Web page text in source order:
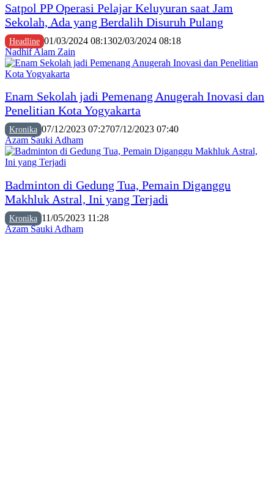
Satpol PP Operasi Pelajar Keluyuran saat Jam
Sekolah, Ada yang Berdalih Disuruh Pulang
Headline 01/03/2024 08:1302/03/2024 08:18
Nadhif Alam Zain
Enam Sekolah jadi Pemenang Anugerah Inovasi dan
Penelitian Kota Yogyakarta
Kronika 07/12/2023 07:2707/12/2023 07:40
Azam Sauki Adham
Badminton di Gedung Tua, Pemain Diganggu
Makhluk Astral, Ini yang Terjadi
Kronika 11/05/2023 11:28
Azam Sauki Adham